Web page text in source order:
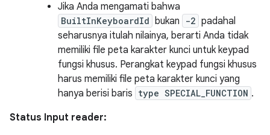
Jika Anda mengamati bahwa
BuiltInKeyboardId bukan -2 padahal
seharusnya itulah nilainya, berarti Anda tidak
memiliki file peta karakter kunci untuk keypad
fungsi khusus. Perangkat keypad fungsi khusus
harus memiliki file peta karakter kunci yang
hanya berisi baris type SPECIAL_FUNCTION .
Status Input reader: